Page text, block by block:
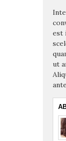
est
ut